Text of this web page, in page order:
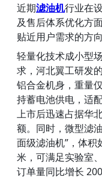
近期滤油机行业在
及售后体系优化方
贴近用户需求的方
轻量化技术成小型
求，河北翼工研发
铝合金机身，重量
持蓄电池供电，适
上市后迅速占据华
额。同时，微型滤
面级滤油机”，体积
米，可满足实验室
订单量同比增长